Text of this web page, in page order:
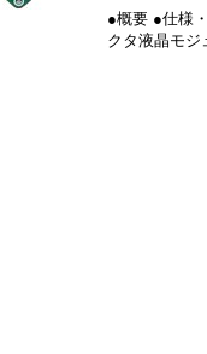
●概要 ●仕様
クタ液晶モ